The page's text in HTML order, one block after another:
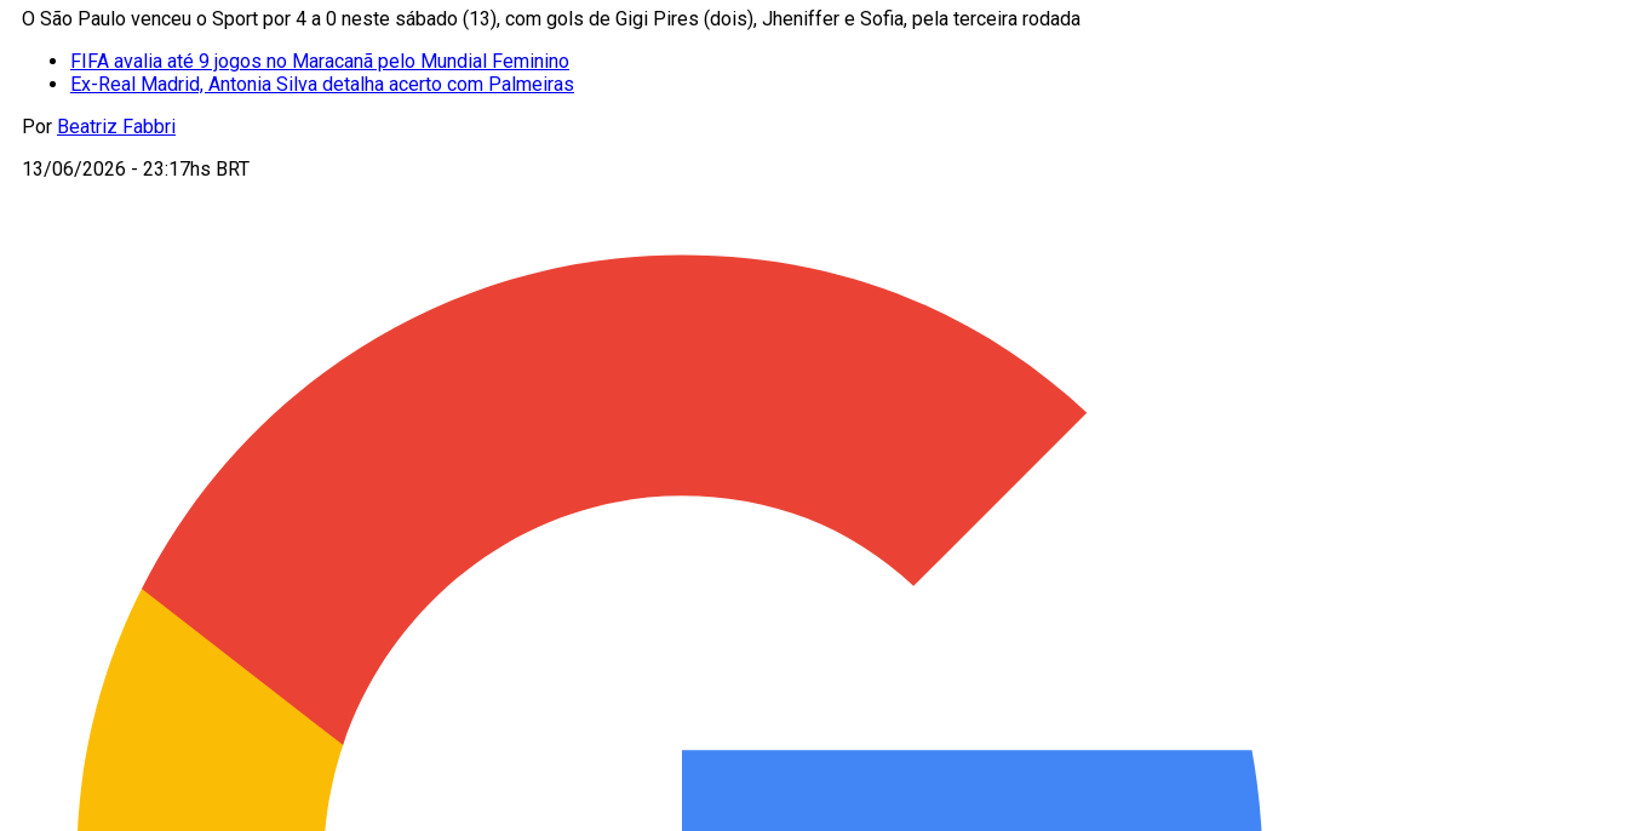
O São Paulo venceu o Sport por 4 a 0 neste sábado (13), com gols de Gigi Pires (dois), Jheniffer e Sofia, pela terceira rodada
FIFA avalia até 9 jogos no Maracanã pelo Mundial Feminino
Ex-Real Madrid, Antonia Silva detalha acerto com Palmeiras
Por Beatriz Fabbri
13/06/2026 - 23:17hs BRT